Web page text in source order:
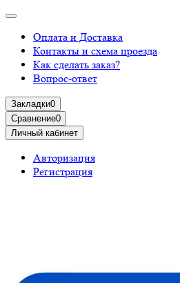
Оплата и Доставка
Контакты и схема проезда
Как сделать заказ?
Вопрос-ответ
Закладки0
Сравнение0
Личный кабинет
Авторизация
Регистрация